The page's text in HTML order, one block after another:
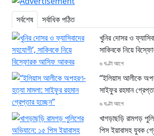
সর্বশেষ
সর্বাধিক পঠিত
খুনির দোসর ও
সাকিবকে নিয়ে
৬ ঘণ্টা আগে
“ইলিয়াস আলীকে
সাইফুর রহমান
৬ ঘণ্টা আগে
খাগড়াছড়ি রামগড়
পিস ইয়াবাসহ যুবক